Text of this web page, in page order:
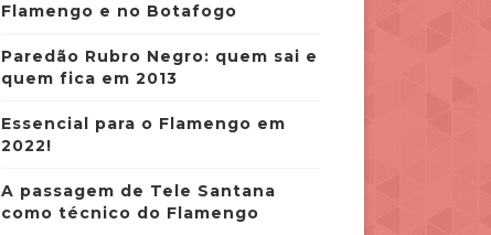
Flamengo e no Botafogo
Paredão Rubro Negro: quem sai e
quem fica em 2013
Essencial para o Flamengo em
2022!
A passagem de Tele Santana
como técnico do Flamengo